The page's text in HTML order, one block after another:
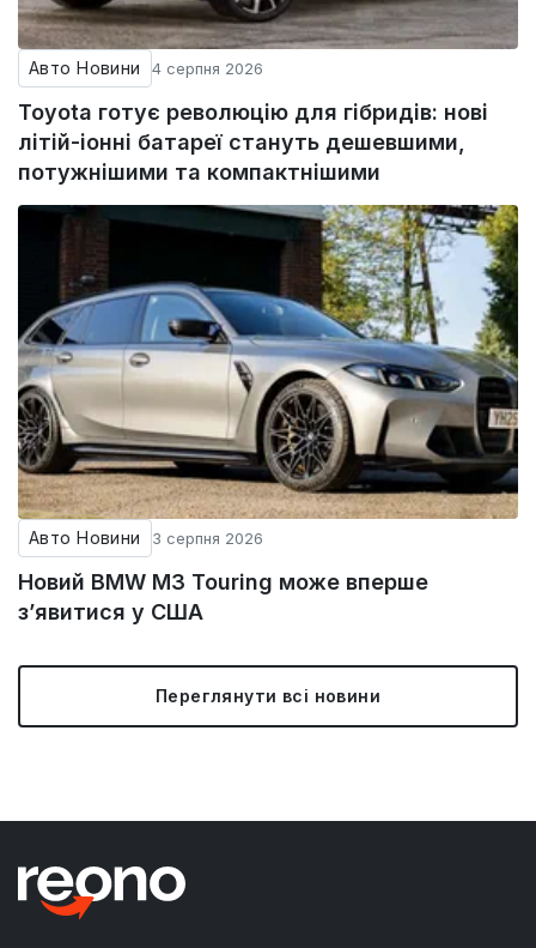
Авто Новини 4 серпня 2026
Toyota готує революцію для гібридів: нові
літій-іонні батареї стануть дешевшими,
потужнішими та компактнішими
Авто Новини 3 серпня 2026
Новий BMW M3 Touring може вперше
з’явитися у США
Переглянути всі новини